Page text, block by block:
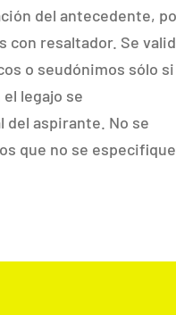
del antecedente,
con resaltador. Se
o seudónimos sólo si
legajo se
del aspirante. No se
que no se